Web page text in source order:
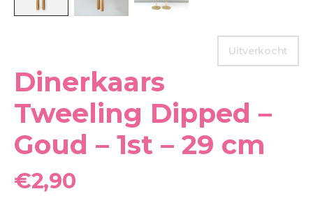
Uitverkocht
Dinerkaars
Tweeling Dipped –
Goud – 1st – 29 cm
€2,90